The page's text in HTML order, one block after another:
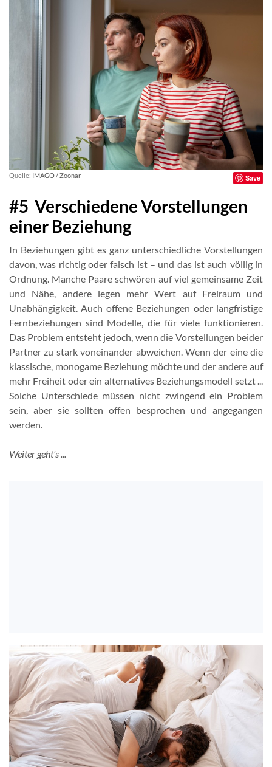
Quelle: IMAGO / Zoonar Save
#5 Verschiedene Vorstellungen
einer Beziehung
In Beziehungen gibt es ganz unterschiedliche Vorstellungen
davon, was richtig oder falsch ist – und das ist auch völlig in
Ordnung. Manche Paare schwören auf viel gemeinsame Zeit
und Nähe, andere legen mehr Wert auf Freiraum und
Unabhängigkeit. Auch offene Beziehungen oder langfristige
Fernbeziehungen sind Modelle, die für viele funktionieren.
Das Problem entsteht jedoch, wenn die Vorstellungen beider
Partner zu stark voneinander abweichen. Wenn der eine die
klassische, monogame Beziehung möchte und der andere auf
mehr Freiheit oder ein alternatives Beziehungsmodell setzt ...
Solche Unterschiede müssen nicht zwingend ein Problem
sein, aber sie sollten offen besprochen und angegangen
werden.
Weiter geht's ...